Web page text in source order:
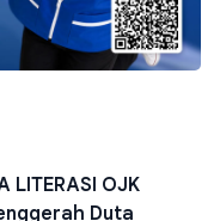
LITERASI OJK
Duta